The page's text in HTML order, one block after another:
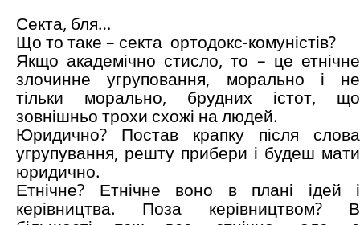
Секта, бля…
Що то таке – секта ортодокс-комуністів?
Якщо академічно стисло, то – це етнічне
злочинне угруповання, морально і не
тільки морально, брудних істот, що
зовнішньо трохи схожі на людей.
Юридично? Постав крапку після слова
угрупування, решту прибери і будеш мати
юридично.
Етнічне? Етнічне воно в плані ідей і
керівництва. Поза керівництвом? В